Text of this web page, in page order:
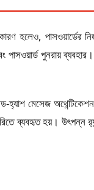
হলেও, পাসওয়ার্ডের
পাসওয়ার্ড পুনরায়
হ্যাশ মেসেজ
ব্যবহৃত হয়।